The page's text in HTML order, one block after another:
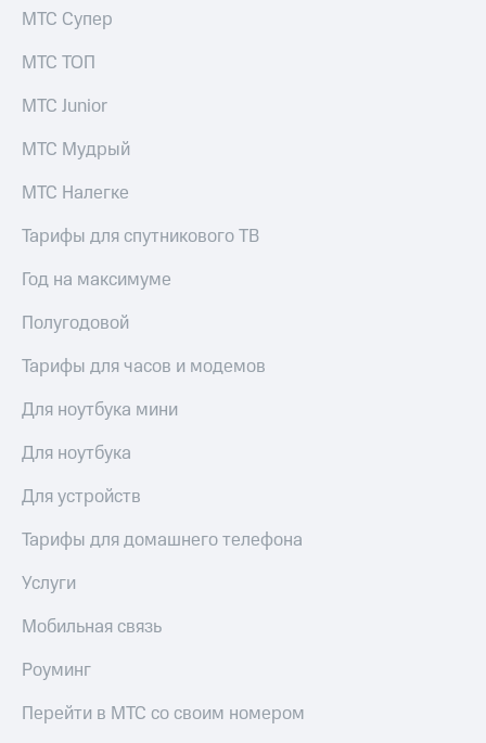
КИОН
Музыка
Строки
Live
Гудок
Мой
приложения
Финансы
Инвестиции
Получайте
доход
онлайн
полисов
на связь
Деньги
Скидка 30%
на связь
С картой
МТС
Деньги
Накопления
Откладывайте
и получайте
Условия
пополнения
Скидка
30%
на связь
RED,
РИИЛ
с карты
товаров
МТС Супер
МТС ТОП
МТС Junior
МТС Мудрый
МТС Налегке
Тарифы для спутникового ТВ
Год на максимуме
Полугодовой
Тарифы для часов и модемов
Для ноутбука мини
Для ноутбука
Для устройств
Тарифы для домашнего телефона
Услуги
Мобильная связь
Роуминг
Перейти в МТС со своим номером